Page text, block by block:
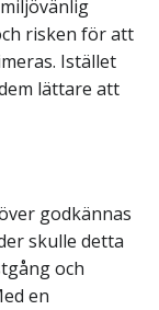
risken för att
Istället
lättare att
godkännas
skulle detta
och
en